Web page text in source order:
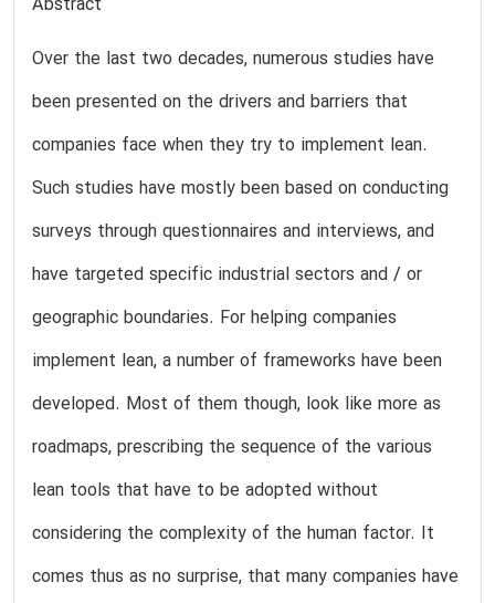
Over the last two decades, numerous studies have
been presented on the drivers and barriers that
companies face when they try to implement lean.
Such studies have mostly been based on conducting
surveys through questionnaires and interviews, and
have targeted specific industrial sectors and / or
geographic boundaries. For helping companies
implement lean, a number of frameworks have been
developed. Most of them though, look like more as
roadmaps, prescribing the sequence of the various
lean tools that have to be adopted without
considering the complexity of the human factor. It
comes thus as no surprise, that many companies have